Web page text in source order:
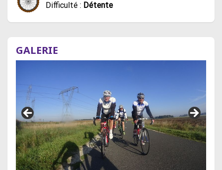
Difficulté : Détente
GALERIE